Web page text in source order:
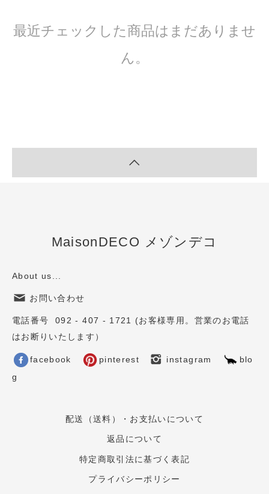
最近チェックした商品はまだありませ
ん。
MaisonDECO メゾンデコ
About us...
お問い合わせ
電話番号 092 - 407 - 1721 (お客様専用。営業のお電話
はお断りいたします）
facebook pinterest instagram
blo
g
配送（送料）・お支払いについて
返品について
特定商取引法に基づく表記
プライバシーポリシー